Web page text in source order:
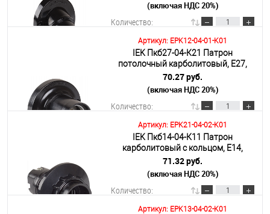
Подробнее(включая НДС 20%)
Количество:
В корзину
Подробнее
Артикул: EPK12-04-01-K01
IEK Пкб27-04-К21 Патрон
потолочный карболитовый, Е27,
черный (50 шт)
70.27 руб.
(включая НДС 20%)
Количество:
В корзину
Подробнее
Артикул: EPK21-04-02-K01
IEK Пкб14-04-К11 Патрон
карболитовый с кольцом, Е14,
черный
71.32 руб.
(включая НДС 20%)
Количество:
Артикул: EPK13-04-02-K01